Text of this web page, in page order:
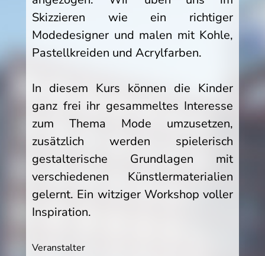
Skizzieren wie ein richtiger
Modedesigner und malen mit Kohle,
Pastellkreiden und Acrylfarben.
In diesem Kurs können die Kinder
ganz frei ihr gesammeltes Interesse
zum Thema Mode umzusetzen,
zusätzlich werden spielerisch
gestalterische Grundlagen mit
verschiedenen Künstlermaterialien
gelernt. Ein witziger Workshop voller
Inspiration.
Veranstalter